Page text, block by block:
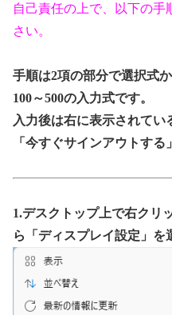
自己責任の上で、以下の
さい。
手順は2項の部分で選択式
100～500の入力式です。
入力後は右に表示されて
「今すぐサインアウトする
1.デスクトップ上で右クリ
ら「ディスプレイ設定」を